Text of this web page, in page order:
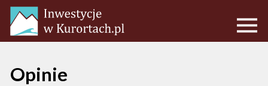
Opinie